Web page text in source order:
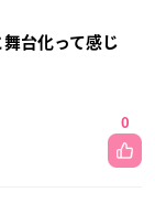
台化って感じ
0